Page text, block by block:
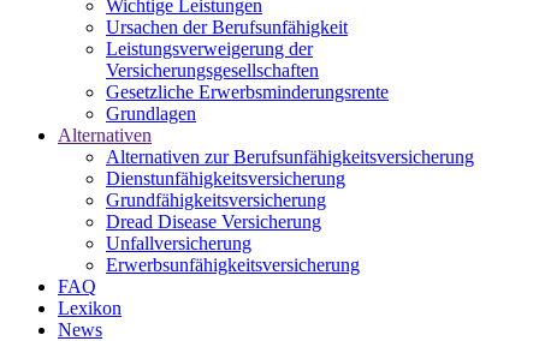
Wichtige Leistungen
Ursachen der Berufsunfähigkeit
Leistungsverweigerung der
Versicherungsgesellschaften
Gesetzliche Erwerbsminderungsrente
Grundlagen
Alternativen
Alternativen zur Berufsunfähigkeitsversicherung
Dienstunfähigkeitsversicherung
Grundfähigkeitsversicherung
Dread Disease Versicherung
Unfallversicherung
Erwerbsunfähigkeitsversicherung
FAQ
Lexikon
News